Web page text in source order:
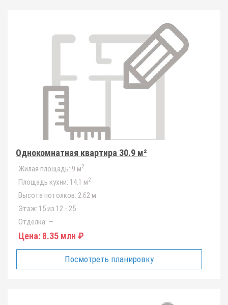
Однокомнатная квартира 30.9 м²
Жилая площадь: 9 м2
Площадь кухни: 14.1 м2
Высота потолков: 2.62 м
Этаж: 15 из 12 - 25
Отделка: —
Цена: 8.35 млн ₽
Посмотреть планировку